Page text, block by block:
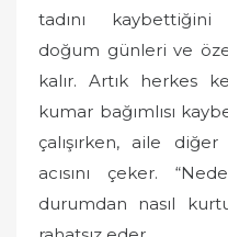
tadını kaybettiğini
doğum günleri ve
kalır. Artık herkes
kumar bağımlısı
çalışırken, aile diğer
acısını çeker.
durumdan nasıl